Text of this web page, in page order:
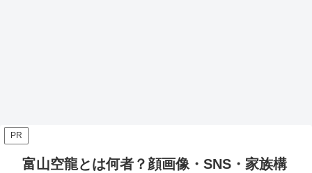
PR
富山空龍とは何者？顔画像・SNS・家族構